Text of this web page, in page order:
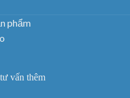
phẩm
vấn thêm